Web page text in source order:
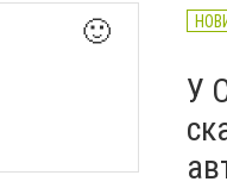
🙂
У